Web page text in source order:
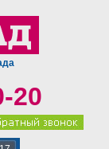
20